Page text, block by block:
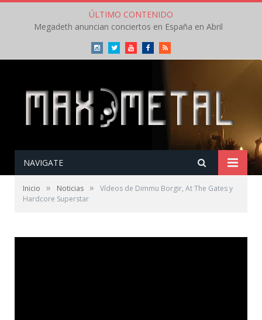
ÚLTIMO CONTENIDO
Megadeth anuncian conciertos en España en Abril
InstagramTwitterYoutubeFacebookRSS
NAVIGATE
Inicio » Noticias »
Vídeos de Dimmu Borgir, At The Gates y
Hardcore Superstar